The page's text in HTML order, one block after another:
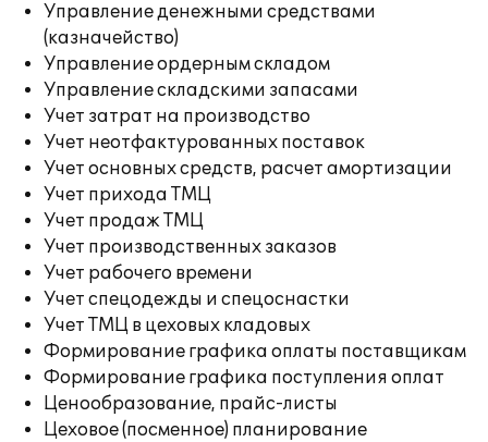
Управление денежными средствами
(казначейство)
Управление ордерным складом
Управление складскими запасами
Учет затрат на производство
Учет неотфактурованных поставок
Учет основных средств, расчет амортизации
Учет прихода ТМЦ
Учет продаж ТМЦ
Учет производственных заказов
Учет рабочего времени
Учет спецодежды и спецоснастки
Учет ТМЦ в цеховых кладовых
Формирование графика оплаты поставщикам
Формирование графика поступления оплат
Ценообразование, прайс-листы
Цеховое (посменное) планирование